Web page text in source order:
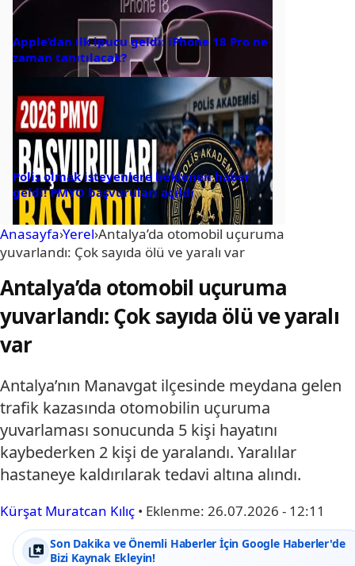
Apple’dan ilk ipucu geldi: iPhone 18 Pro ne
zaman tanıtılacak?
Polis olmak isteyenlere beklenen haber
geldi! PMYO başvuruları açıldı
Anasayfa›Yerel›Antalya’da otomobil uçuruma
yuvarlandı: Çok sayıda ölü ve yaralı var
Antalya’da otomobil uçuruma
yuvarlandı: Çok sayıda ölü ve yaralı
var
Antalya’nın Manavgat ilçesinde meydana gelen
trafik kazasında otomobilin uçuruma
yuvarlaması sonucunda 5 kişi hayatını
kaybederken 2 kişi de yaralandı. Yaralılar
hastaneye kaldırılarak tedavi altına alındı.
Kürşat Muratcan Kılıç • Eklenme: 26.07.2026 - 12:11
Son Dakika ve Önemli Haberler İçin Google Haberler'de
Bizi Kaynak Ekleyin!